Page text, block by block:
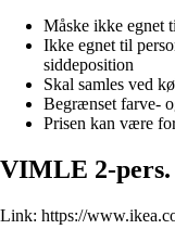
Måske ikke egnet
Ikke egnet til
siddeposition
Skal samles ved
Begrænset farve-
Prisen kan være
VIMLE 2-pers.
Link: https://